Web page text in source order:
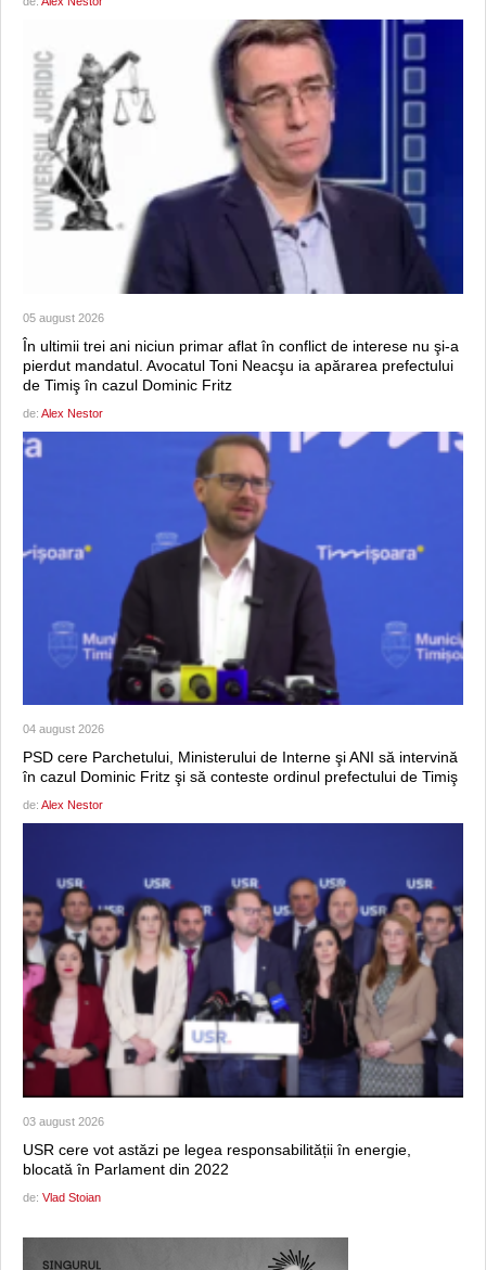
05 august 2026
În ultimii trei ani niciun primar aflat în conflict de interese nu şi-a
pierdut mandatul. Avocatul Toni Neacşu ia apărarea prefectului
de Timiş în cazul Dominic Fritz
de: Alex Nestor
04 august 2026
PSD cere Parchetului, Ministerului de Interne şi ANI să intervină
în cazul Dominic Fritz şi să conteste ordinul prefectului de Timiş
de: Alex Nestor
03 august 2026
USR cere vot astăzi pe legea responsabilității în energie,
blocată în Parlament din 2022
de: Vlad Stoian